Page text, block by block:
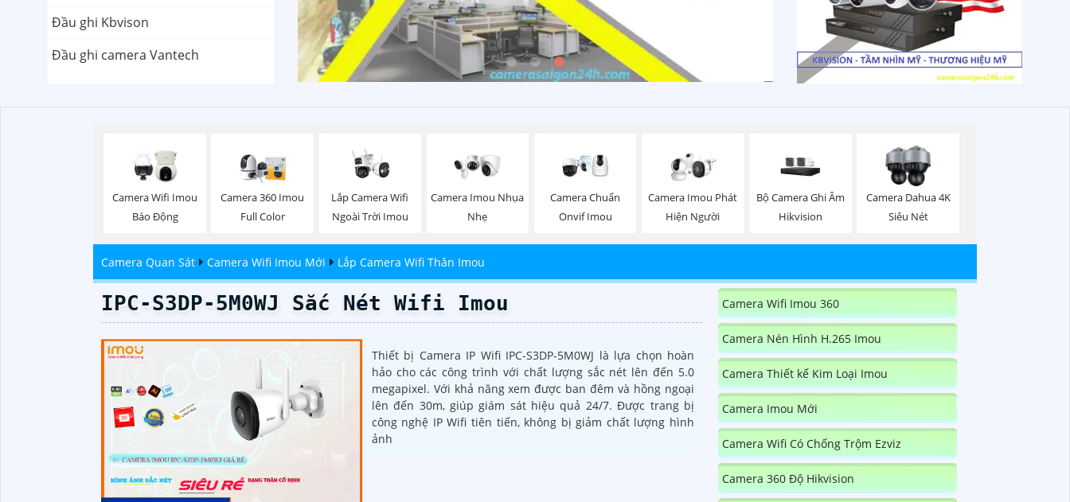
Đầu ghi Kbvison
Đầu ghi camera Vantech
Camera Wifi Imou
Báo Động
Camera 360 Imou
Full Color
Lắp Camera Wifi
Ngoài Trời Imou
Camera Imou Nhụa
Nhẹ
Camera Chuẩn
Onvif Imou
Camera Imou Phát
Hiện Người
Bộ Camera Ghi Âm
Hikvision
Camera Dahua 4K
Siêu Nét
Camera Quan Sát Camera Wifi Imou Mới Lắp Camera Wifi Thân Imou
IPC-S3DP-5M0WJ Sắc Nét Wifi Imou
Thiết bị Camera IP Wifi IPC-S3DP-5M0WJ là lựa chọn hoàn
hảo cho các công trình với chất lượng sắc nét lên đến 5.0
megapixel. Với khả năng xem được ban đêm và hồng ngoại
lên đến 30m, giúp giám sát hiệu quả 24/7. Được trang bị
công nghệ IP Wifi tiên tiến, không bị giảm chất lượng hình
ảnh
Camera Wifi Imou 360
Camera Nén Hình H.265 Imou
Camera Thiết kế Kim Loại Imou
Camera Imou Mới
Camera Wifi Có Chống Trộm Ezviz
Camera 360 Độ Hikvision